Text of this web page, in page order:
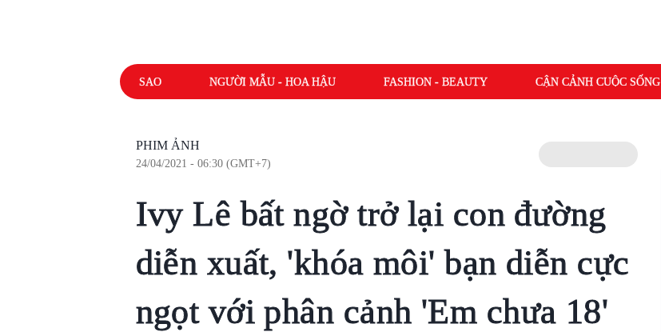
SAO NGƯỜI MẪU - HOA HẬU FASHION - BEAUTY CẬN CẢNH CUỘC SỐNG
PHIM ẢNH
24/04/2021 - 06:30 (GMT+7)
Ivy Lê bất ngờ trở lại con đường
diễn xuất, 'khóa môi' bạn diễn cực
ngọt với phân cảnh 'Em chưa 18'